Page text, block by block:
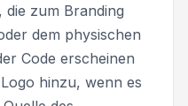
die zum Branding
dem physischen
Code erscheinen
hinzu, wenn es